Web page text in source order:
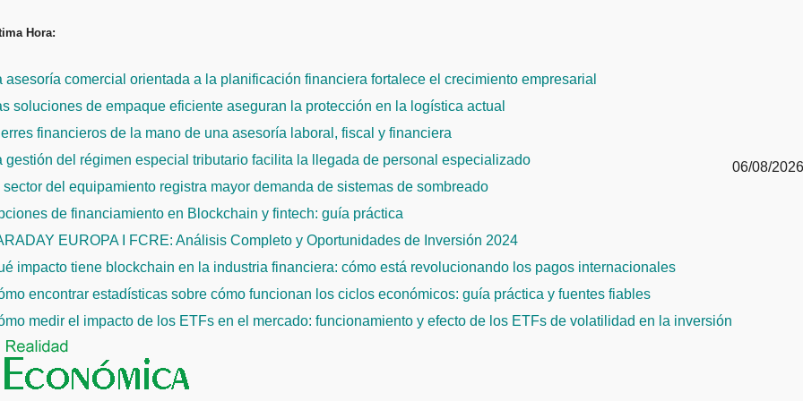
al
Hora:
asesoría comercial orientada a la planificación financiera fortalece el crecimiento empresarial
soluciones de empaque eficiente aseguran la protección en la logística actual
financieros de la mano de una asesoría laboral, fiscal y financiera
gestión del régimen especial tributario facilita la llegada de personal especializado
sector del equipamiento registra mayor demanda de sistemas de sombreado
de financiamiento en Blockchain y fintech: guía práctica
EUROPA I FCRE: Análisis Completo y Oportunidades de Inversión 2024
impacto tiene blockchain en la industria financiera: cómo está revolucionando los pagos internacionales
encontrar estadísticas sobre cómo funcionan los ciclos económicos: guía práctica y fuentes fiables
medir el impacto de los ETFs en el mercado: funcionamiento y efecto de los ETFs de volatilidad en la inversión
06/08/2026